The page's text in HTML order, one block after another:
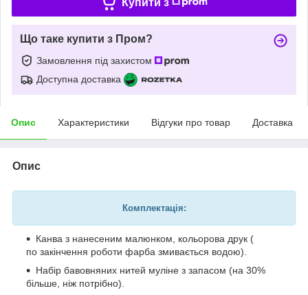
Що таке купити з Пром?
Замовлення під захистом
Доступна доставка
Опис Характеристики Відгуки про товар Доставка
Опис
Комплектація:
Канва з нанесеним малюнком, кольорова друк (
по закінчення роботи фарба змивається водою).
Набір бавовняних нитей муліне з запасом (на 30%
більше, ніж потрібно).